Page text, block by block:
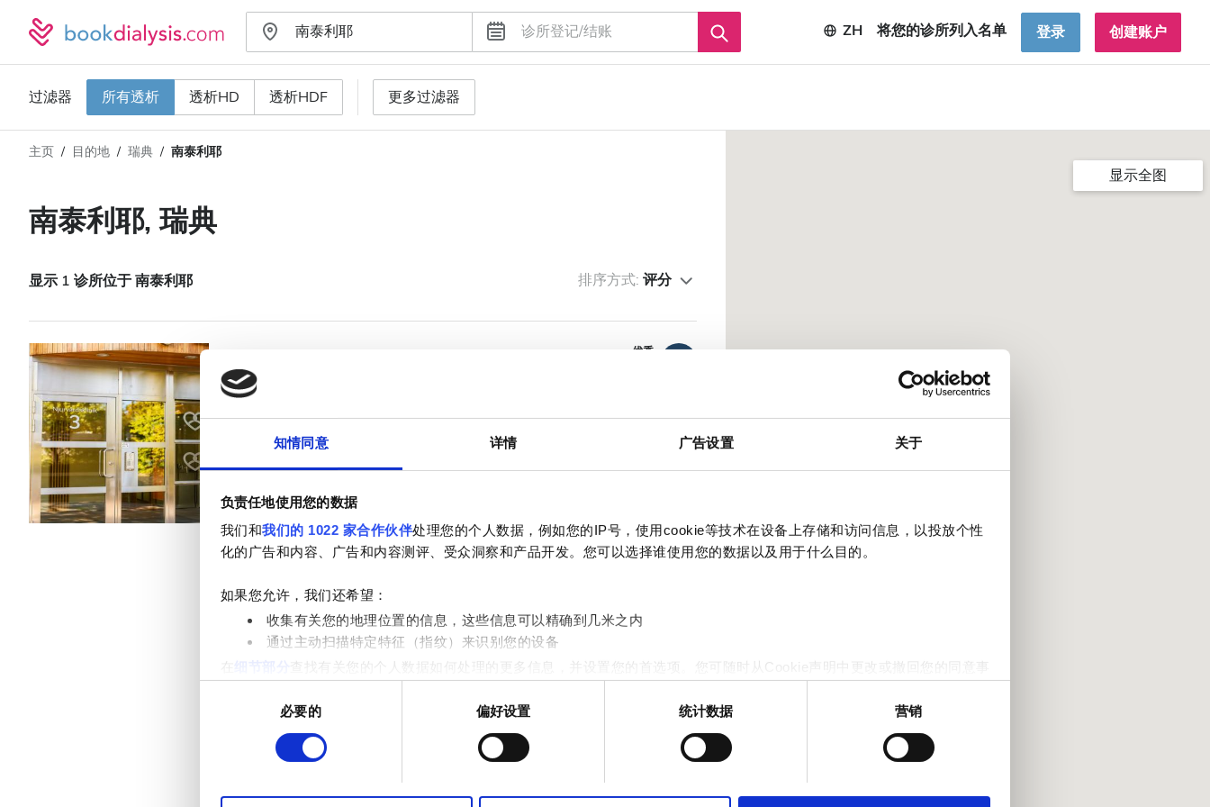
知情同意 详情 广告设置 关于
负责任地使用您的数据
我们和我们的 1022 家合作伙伴处理您的个人数据，例如您的IP号，使用cookie等技术在设备上存储和访问信息，以投放个性
化的广告和内容、广告和内容测评、受众洞察和产品开发。您可以选择谁使用您的数据以及用于什么目的。
如果您允许，我们还希望：
收集有关您的地理位置的信息，这些信息可以精确到几米之内
通过主动扫描特定特征（指纹）来识别您的设备
在
细节部分
查找有关您的个人数据如何处理的更多信息，并设置您的首选项。您可随时从Cookie声明中更改或撤回您的同意事
我们使用 Cookie 来制作贴合用户需求的内容与广告、提供社交媒体功能以及分析我们的流量。我们还会与社交媒体、广告和
分析合作伙伴分享您对我们网站的使用情况，这些合作伙伴可能会将此类信息与您提供给他们或他们在您使用其服务的过程中
必要的 偏好设置 统计数据 营销
ZH 将您的诊所列入名单 登录 创建账户
过滤器 所有透析 透析HD 透析HDF 更多过滤器
透析类型
所有透析
透析HDF
接收
乙型肝炎患者
丙型肝炎患者
EHIC
距离
评分
价格
主页 目的地 瑞典 南泰利耶
南泰利耶, 瑞典
显示 1 诊所位于 南泰利耶 排序方式:评分
南泰利耶, 瑞典
优秀
小吃 免费WiFi 电视屏幕 免费停车
透析HD €553
透析HDF €553
预订
显示全图